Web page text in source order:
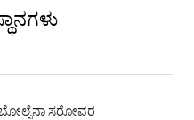
ಸರೋವರ